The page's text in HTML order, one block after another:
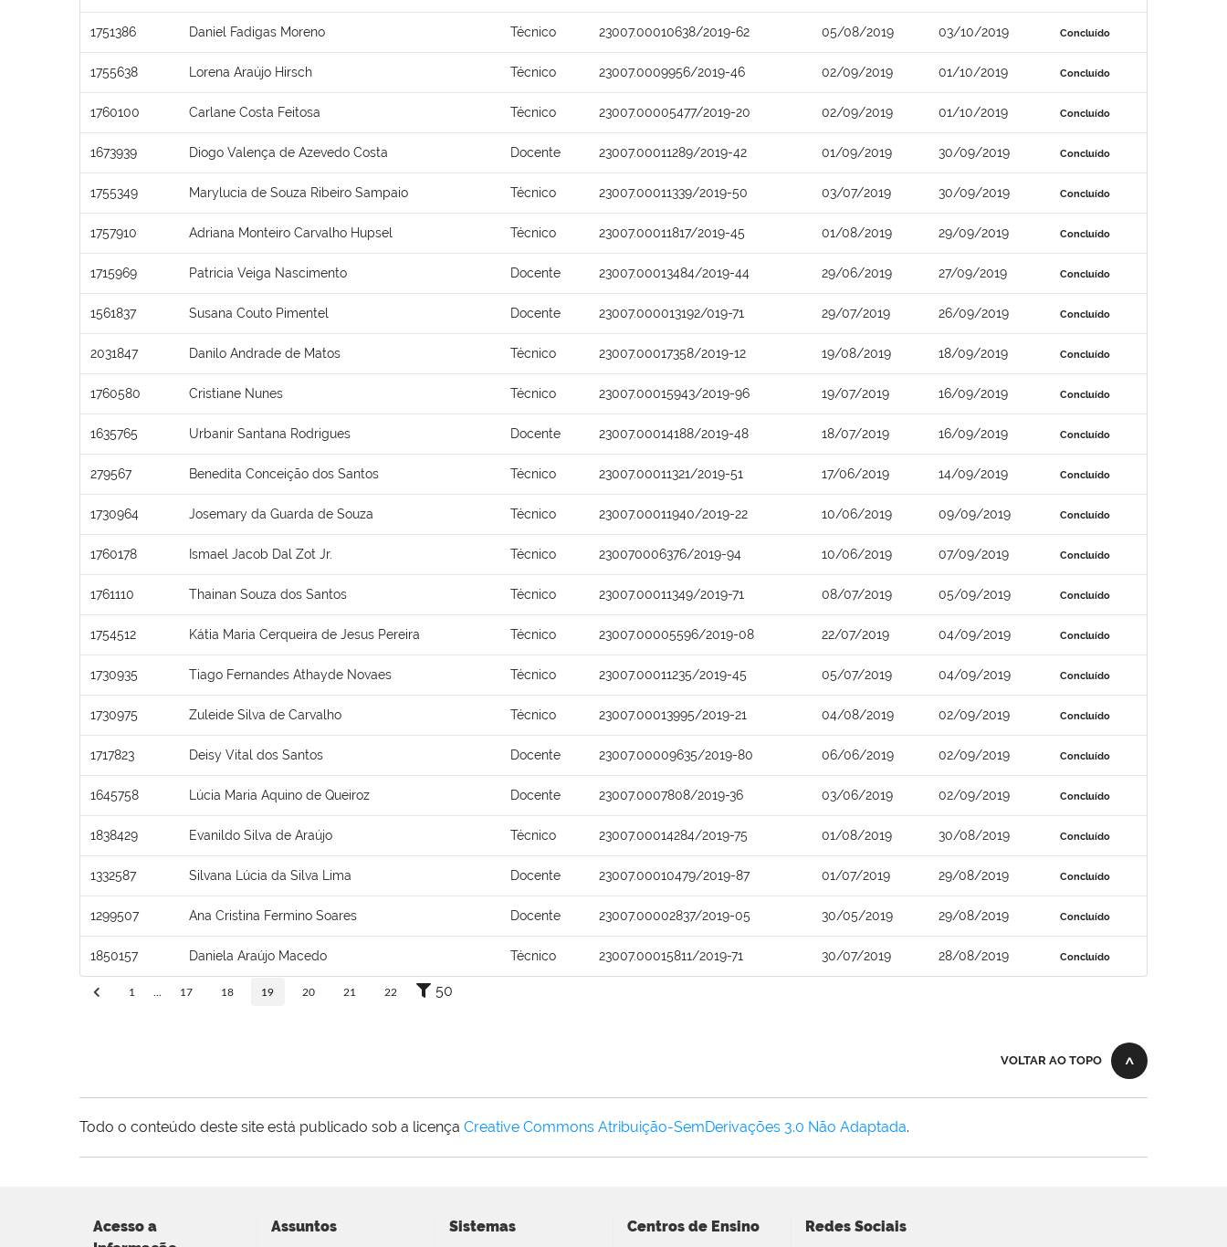
1751386 Daniel Fadigas Moreno Técnico 23007.00010638/2019-62 05/08/2019 03/10/2019 Concluído
1755638 Lorena Araújo Hirsch Técnico 23007.0009956/2019-46 02/09/2019 01/10/2019 Concluído
1760100 Carlane Costa Feitosa Técnico 23007.00005477/2019-20 02/09/2019 01/10/2019 Concluído
1673939 Diogo Valença de Azevedo Costa Docente 23007.00011289/2019-42 01/09/2019 30/09/2019 Concluído
1755349 Marylucia de Souza Ribeiro Sampaio Técnico 23007.00011339/2019-50 03/07/2019 30/09/2019 Concluído
1757910 Adriana Monteiro Carvalho Hupsel Técnico 23007.00011817/2019-45 01/08/2019 29/09/2019 Concluído
1715969 Patricia Veiga Nascimento Docente 23007.00013484/2019-44 29/06/2019 27/09/2019 Concluído
1561837 Susana Couto Pimentel Docente 23007.000013192/019-71 29/07/2019 26/09/2019 Concluído
2031847 Danilo Andrade de Matos Técnico 23007.00017358/2019-12 19/08/2019 18/09/2019 Concluído
1760580 Cristiane Nunes Técnico 23007.00015943/2019-96 19/07/2019 16/09/2019 Concluído
1635765 Urbanir Santana Rodrigues Docente 23007.00014188/2019-48 18/07/2019 16/09/2019 Concluído
279567 Benedita Conceição dos Santos Técnico 23007.00011321/2019-51 17/06/2019 14/09/2019 Concluído
1730964 Josemary da Guarda de Souza Técnico 23007.00011940/2019-22 10/06/2019 09/09/2019 Concluído
1760178 Ismael Jacob Dal Zot Jr. Técnico 230070006376/2019-94 10/06/2019 07/09/2019 Concluído
1761110 Thainan Souza dos Santos Técnico 23007.00011349/2019-71 08/07/2019 05/09/2019 Concluído
1754512 Kátia Maria Cerqueira de Jesus Pereira Técnico 23007.00005596/2019-08 22/07/2019 04/09/2019 Concluído
1730935 Tiago Fernandes Athayde Novaes Técnico 23007.00011235/2019-45 05/07/2019 04/09/2019 Concluído
1730975 Zuleide Silva de Carvalho Técnico 23007.00013995/2019-21 04/08/2019 02/09/2019 Concluído
1717823 Deisy Vital dos Santos Docente 23007.00009635/2019-80 06/06/2019 02/09/2019 Concluído
1645758 Lúcia Maria Aquino de Queiroz Docente 23007.0007808/2019-36 03/06/2019 02/09/2019 Concluído
1838429 Evanildo Silva de Araújo Técnico 23007.00014284/2019-75 01/08/2019 30/08/2019 Concluído
1332587 Silvana Lúcia da Silva Lima Docente 23007.00010479/2019-87 01/07/2019 29/08/2019 Concluído
1299507 Ana Cristina Fermino Soares Docente 23007.00002837/2019-05 30/05/2019 29/08/2019 Concluído
1850157 Daniela Araújo Macedo Técnico 23007.00015811/2019-71 30/07/2019 28/08/2019 Concluído
1 17 18 19 20 21 22 50
VOLTAR AO TOPO
Todo o conteúdo deste site está publicado sob a licença Creative Commons Atribuição-SemDerivações 3.0 Não Adaptada.
Acesso a
Assuntos Sistemas Centros de Ensino Redes Sociais